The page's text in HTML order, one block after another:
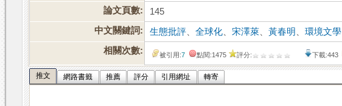
論文頁數:
145
中文關鍵詞:
生態批評 、全球化 、宋澤萊 、黃春明 、環境文學
相關次數:
被引用:7 點閱:1475 評分: 下載:443
推文 網路書籤 推薦 評分 引用網址 轉寄